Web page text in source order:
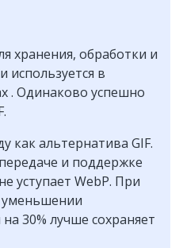
хранения, обработки и
используется в
. Одинаково успешно
как альтернатива GIF.
и поддержке
уступает WebP. При
уменьшении
30% лучше сохраняет